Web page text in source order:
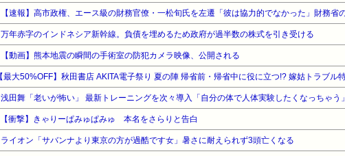
万年赤字のインドネシア新幹線。負債を埋めるため政府が過半数の株式を引き受ける
【動画】熊本地震の瞬間の手術室の防犯カメラ映像、公開される
浅田舞「老いが怖い」 最新トレーニングを次々導入「自分の体で人体実験したくなっちゃう」
【衝撃】きゃりーぱみゅぱみゅ 本名をさらりと告白
ライオン「サバンナより東京の方が過酷です女」暑さに耐えられず3頭亡くなる